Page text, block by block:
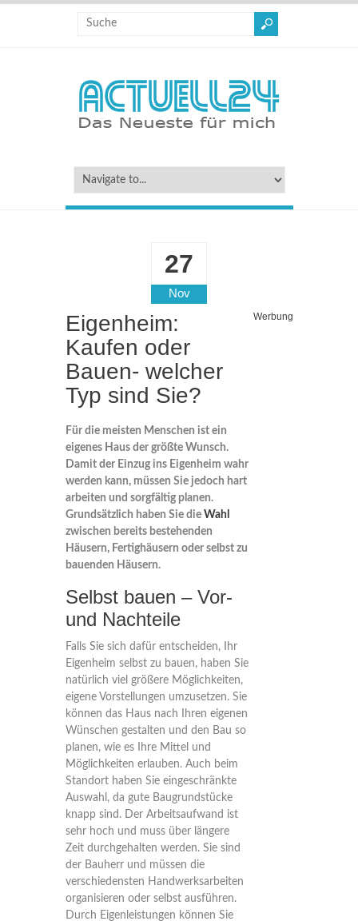
27
Nov
Eigenheim:
Kaufen oder
Bauen- welcher
Typ sind Sie?
Werbung
Für die meisten Menschen ist ein
eigenes Haus der größte Wunsch.
Damit der Einzug ins Eigenheim wahr
werden kann, müssen Sie jedoch hart
arbeiten und sorgfältig planen.
Grundsätzlich haben Sie die Wahl
zwischen bereits bestehenden
Häusern, Fertighäusern oder selbst zu
bauenden Häusern.
Selbst bauen – Vor-
und Nachteile
Falls Sie sich dafür entscheiden, Ihr
Eigenheim selbst zu bauen, haben Sie
natürlich viel größere Möglichkeiten,
eigene Vorstellungen umzusetzen. Sie
können das Haus nach Ihren eigenen
Wünschen gestalten und den Bau so
planen, wie es Ihre Mittel und
Möglichkeiten erlauben. Auch beim
Standort haben Sie eingeschränkte
Auswahl, da gute Baugrundstücke
knapp sind. Der Arbeitsaufwand ist
sehr hoch und muss über längere
Zeit durchgehalten werden. Sie sind
der Bauherr und müssen die
verschiedensten Handwerksarbeiten
organisieren oder selbst ausführen.
Durch Eigenleistungen können Sie